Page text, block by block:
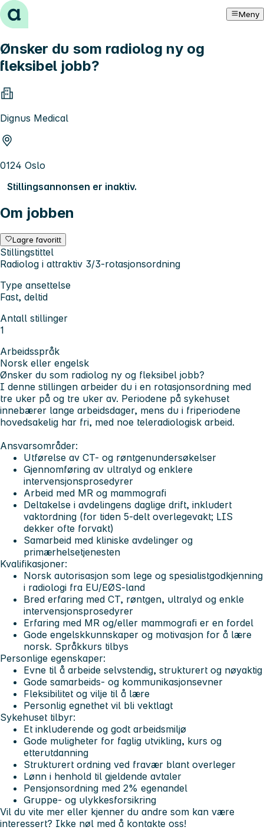
Hopp til innhold Meny
Ønsker du som radiolog ny og
fleksibel jobb?
Dignus Medical
0124 Oslo
Stillingsannonsen er inaktiv.
Om jobben
Lagre favoritt
Stillingstittel
Radiolog i attraktiv 3/3-rotasjonsordning
Type ansettelse
Fast, deltid
Antall stillinger
1
Arbeidsspråk
Norsk eller engelsk
Ønsker du som radiolog ny og fleksibel jobb?
I denne stillingen arbeider du i en rotasjonsordning med
tre uker på og tre uker av. Periodene på sykehuset
innebærer lange arbeidsdager, mens du i friperiodene
hovedsakelig har fri, med noe teleradiologisk arbeid.
Ansvarsområder:
Utførelse av CT- og røntgenundersøkelser
Gjennomføring av ultralyd og enklere
intervensjonsprosedyrer
Arbeid med MR og mammografi
Deltakelse i avdelingens daglige drift, inkludert
vaktordning (for tiden 5-delt overlegevakt; LIS
dekker ofte forvakt)
Samarbeid med kliniske avdelinger og
primærhelsetjenesten
Kvalifikasjoner:
Norsk autorisasjon som lege og spesialistgodkjenning
i radiologi fra EU/EØS-land
Bred erfaring med CT, røntgen, ultralyd og enkle
intervensjonsprosedyrer
Erfaring med MR og/eller mammografi er en fordel
Gode engelskkunnskaper og motivasjon for å lære
norsk. Språkkurs tilbys
Personlige egenskaper:
Evne til å arbeide selvstendig, strukturert og nøyaktig
Gode samarbeids- og kommunikasjonsevner
Fleksibilitet og vilje til å lære
Personlig egnethet vil bli vektlagt
Sykehuset tilbyr:
Et inkluderende og godt arbeidsmiljø
Gode muligheter for faglig utvikling, kurs og
etterutdanning
Strukturert ordning ved fravær blant overleger
Lønn i henhold til gjeldende avtaler
Pensjonsordning med 2% egenandel
Gruppe- og ulykkesforsikring
Vil du vite mer eller kjenner du andre som kan være
interessert? Ikke nøl med å kontakte oss!